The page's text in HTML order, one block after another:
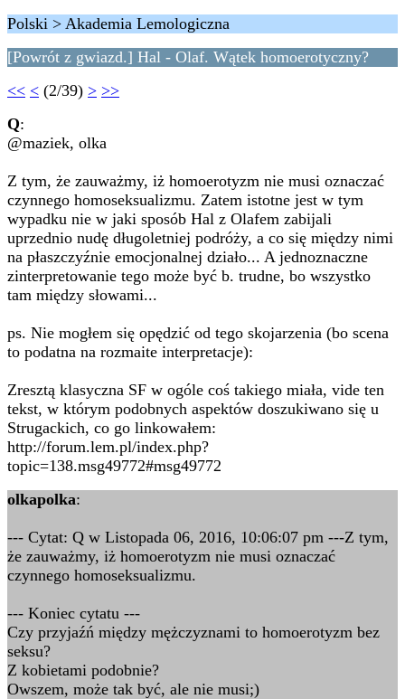
Polski > Akademia Lemologiczna
[Powrót z gwiazd.] Hal - Olaf. Wątek homoerotyczny?
<< < (2/39) > >>
Q:
@maziek, olka
Z tym, że zauważmy, iż homoerotyzm nie musi oznaczać
czynnego homoseksualizmu. Zatem istotne jest w tym
wypadku nie w jaki sposób Hal z Olafem zabijali
uprzednio nudę długoletniej podróży, a co się między nimi
na płaszczyźnie emocjonalnej działo... A jednoznaczne
zinterpretowanie tego może być b. trudne, bo wszystko
tam między słowami...
ps. Nie mogłem się opędzić od tego skojarzenia (bo scena
to podatna na rozmaite interpretacje):
Zresztą klasyczna SF w ogóle coś takiego miała, vide ten
tekst, w którym podobnych aspektów doszukiwano się u
Strugackich, co go linkowałem:
http://forum.lem.pl/index.php?
topic=138.msg49772#msg49772
olkapolka:
--- Cytat: Q w Listopada 06, 2016, 10:06:07 pm ---Z tym,
że zauważmy, iż homoerotyzm nie musi oznaczać
czynnego homoseksualizmu.
--- Koniec cytatu ---
Czy przyjaźń między mężczyznami to homoerotyzm bez
seksu?
Z kobietami podobnie?
Owszem, może tak być, ale nie musi;)